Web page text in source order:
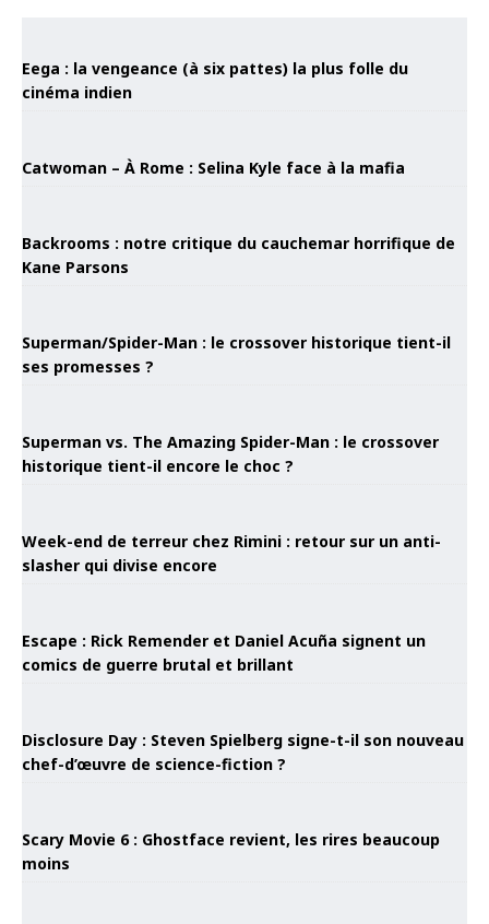
Eega : la vengeance (à six pattes) la plus folle du
cinéma indien
Catwoman – À Rome : Selina Kyle face à la mafia
Backrooms : notre critique du cauchemar horrifique de
Kane Parsons
Superman/Spider-Man : le crossover historique tient-il
ses promesses ?
Superman vs. The Amazing Spider-Man : le crossover
historique tient-il encore le choc ?
Week-end de terreur chez Rimini : retour sur un anti-
slasher qui divise encore
Escape : Rick Remender et Daniel Acuña signent un
comics de guerre brutal et brillant
Disclosure Day : Steven Spielberg signe-t-il son nouveau
chef-d’œuvre de science-fiction ?
Scary Movie 6 : Ghostface revient, les rires beaucoup
moins